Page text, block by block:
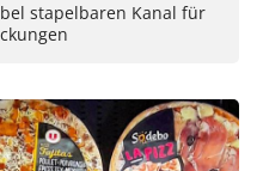
stapelbaren Kanal für